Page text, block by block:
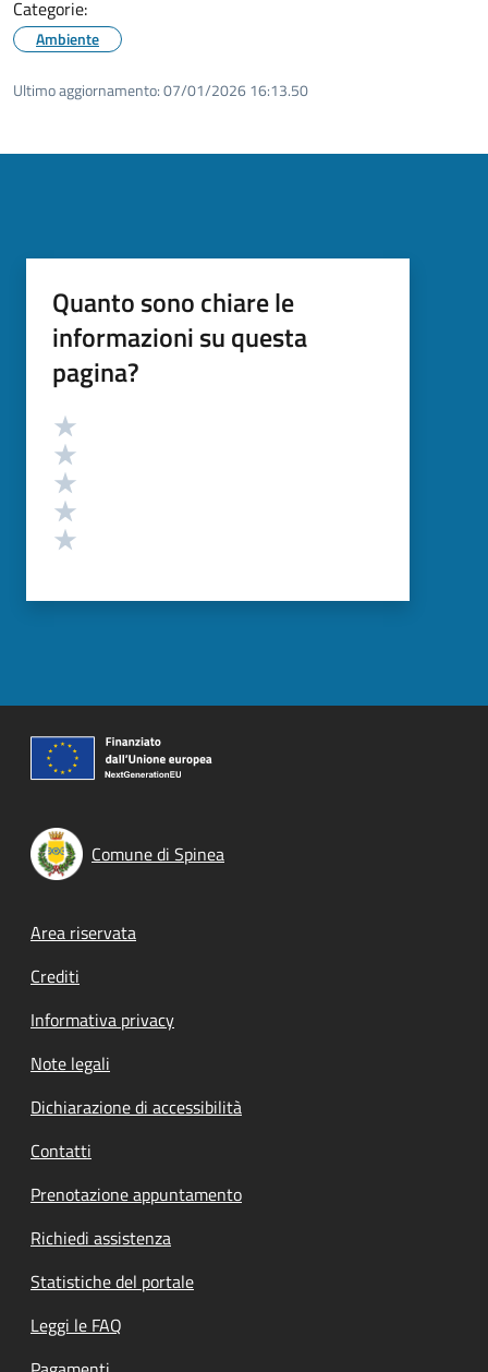
Categorie:
Ambiente
Ultimo aggiornamento:07/01/2026 16:13.50
Quanto sono chiare le
informazioni su questa
pagina?
Valutazione
Comune di Spinea
Footer menu
Area riservata
Crediti
Informativa privacy
Note legali
Dichiarazione di accessibilità
Contatti
Prenotazione appuntamento
Richiedi assistenza
Statistiche del portale
Leggi le FAQ